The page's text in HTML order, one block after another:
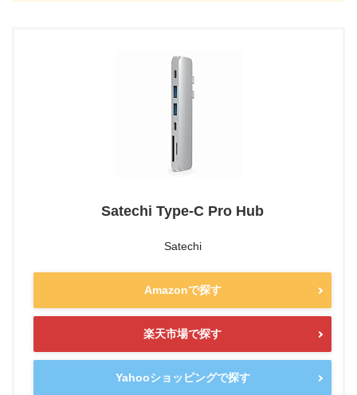
Satechi Type-C Pro Hub
Satechi
Amazonで探す
楽天市場で探す
Yahooショッピングで探す